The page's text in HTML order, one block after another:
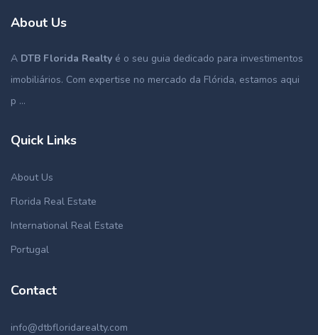
About Us
A DTB Florida Realty é o seu guia dedicado para investimentos
imobiliários. Com expertise no mercado da Flórida, estamos aqui
p ...
Quick Links
About Us
Florida Real Estate
International Real Estate
Portugal
Contact
info@dtbfloridarealty.com